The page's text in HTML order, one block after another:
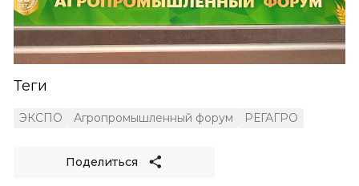
Теги
ЭКСПО Агропромышленный форум РЕГАГРО
Поделиться